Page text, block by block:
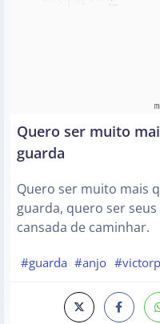
Quero ser muito
guarda
Quero ser muito mais
guarda, quero ser
cansada de caminhar.
#guarda #anjo